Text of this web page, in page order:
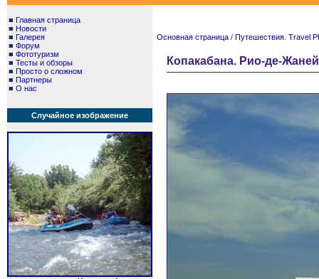
■ Главная страница
■ Новости
■ Галерея
■ Форум
■ Фототуризм
■ Тесты и обзоры
■ Просто о сложном
■ Партнеры
■ О нас
Случайное изображение
Основная страница / Путешествия. Travel
Копакабана. Рио-де-